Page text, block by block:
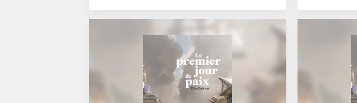
lourds comme la destruction de la planète à
coup de surexploitation de ressources et des
pandémies, Elisa Beiram s’inscrit dans une
écriture de SF positive et propose des regards
d’espoirs sur les futurs possibles.
qui amène
réfléchir
conflits.
les origines...